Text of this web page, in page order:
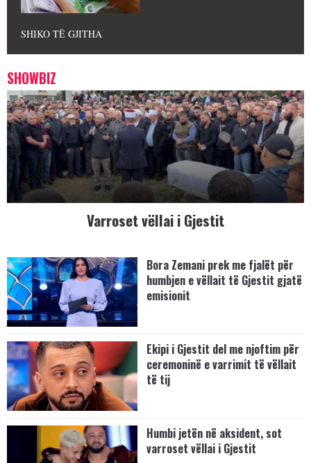
SHIKO TË GJITHA
SHOWBIZ
Varroset vëllai i Gjestit
Bora Zemani prek me fjalët për
humbjen e vëllait të Gjestit gjatë
emisionit
Ekipi i Gjestit del me njoftim për
ceremoninë e varrimit të vëllait
të tij
Humbi jetën në aksident, sot
varroset vëllai i Gjestit